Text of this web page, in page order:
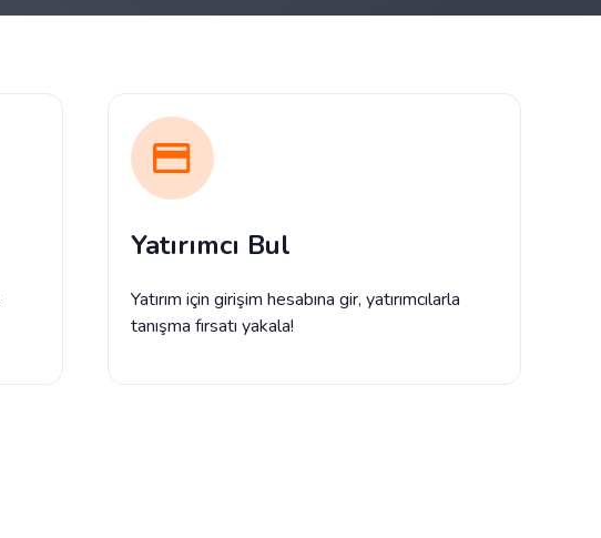
Yatırımcı Bul
Yatırım için girişim hesabına gir, yatırımcılarla
tanışma fırsatı yakala!